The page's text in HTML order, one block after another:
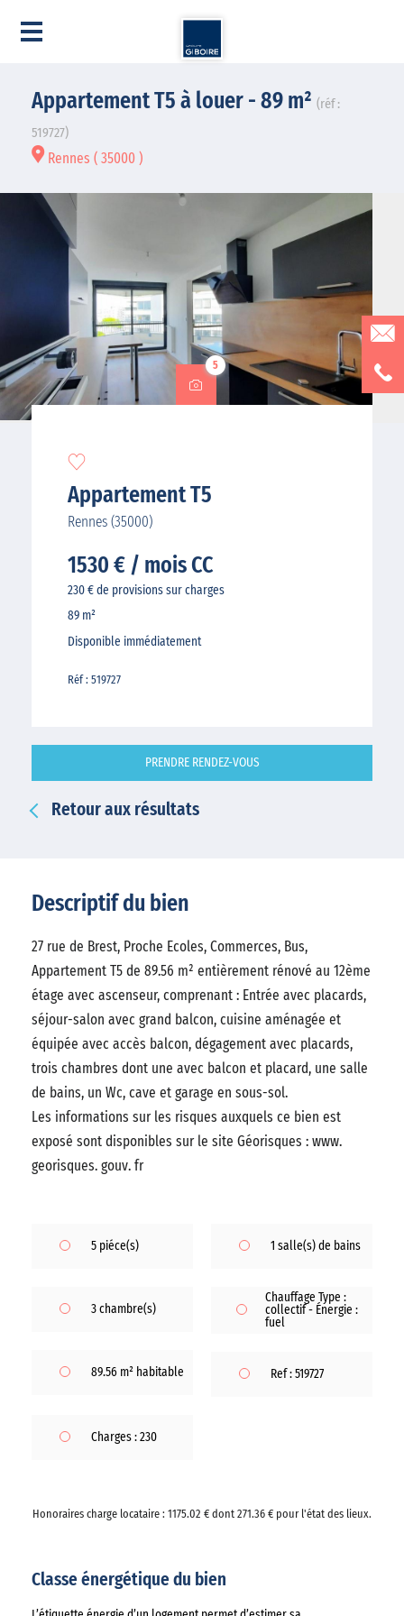
Appartement T5 à louer - 89 m² (réf :
519727)
Rennes ( 35000 )
5
Appartement T5
Rennes (35000)
1530 € / mois CC
230 € de provisions sur charges
89 m²
Disponible immédiatement
Réf : 519727
PRENDRE RENDEZ-VOUS
Retour aux résultats
Descriptif du bien
27 rue de Brest, Proche Ecoles, Commerces, Bus,
Appartement T5 de 89.56 m² entièrement rénové au 12ème
étage avec ascenseur, comprenant : Entrée avec placards,
séjour-salon avec grand balcon, cuisine aménagée et
équipée avec accès balcon, dégagement avec placards,
trois chambres dont une avec balcon et placard, une salle
de bains, un Wc, cave et garage en sous-sol.
Les informations sur les risques auxquels ce bien est
exposé sont disponibles sur le site Géorisques : www.
georisques. gouv. fr
5 piéce(s)
3 chambre(s)
89.56 m² habitable
1 salle(s) de bains
Chauffage Type :
collectif - Énergie :
fuel
Ref : 519727
Charges : 230
Honoraires charge locataire : 1175.02 € dont 271.36 € pour l'état des lieux.
Classe énergétique du bien